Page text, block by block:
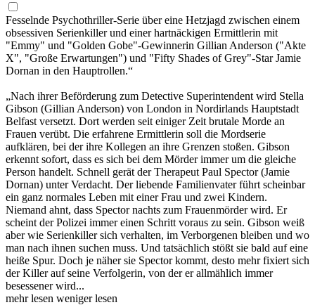
Fesselnde Psychothriller-Serie über eine Hetzjagd zwischen einem
obsessiven Serienkiller und einer hartnäckigen Ermittlerin mit
"Emmy" und "Golden Gobe"-Gewinnerin Gillian Anderson ("Akte
X", "Große Erwartungen") und "Fifty Shades of Grey"-Star Jamie
Dornan in den Hauptrollen.“
„Nach ihrer Beförderung zum Detective Superintendent wird Stella
Gibson (Gillian Anderson) von London in Nordirlands Hauptstadt
Belfast versetzt. Dort werden seit einiger Zeit brutale Morde an
Frauen verübt. Die erfahrene Ermittlerin soll die Mordserie
aufklären, bei der ihre Kollegen an ihre Grenzen stoßen. Gibson
erkennt sofort, dass es sich bei dem Mörder immer um die gleiche
Person handelt. Schnell gerät der Therapeut Paul Spector (Jamie
Dornan) unter Verdacht. Der liebende Familienvater führt scheinbar
ein ganz normales Leben mit einer Frau und zwei Kindern.
Niemand ahnt, dass Spector nachts zum Frauenmörder wird. Er
scheint der Polizei immer einen Schritt voraus zu sein. Gibson weiß
aber wie Serienkiller sich verhalten, im Verborgenen bleiben und wo
man nach ihnen suchen muss. Und tatsächlich stößt sie bald auf eine
heiße Spur. Doch je näher sie Spector kommt, desto mehr fixiert sich
der Killer auf seine Verfolgerin, von der er allmählich immer
besessener wird...
mehr lesen weniger lesen